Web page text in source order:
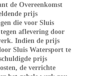
de Overeenkomst
prijs
die voor Sluis
aflevering door
Indien de prijs
Sluis Watersport te
prijs
de verrichte